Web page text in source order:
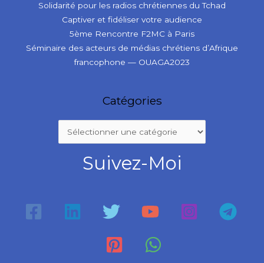
Solidarité pour les radios chrétiennes du Tchad
Captiver et fidéliser votre audience
5ème Rencontre F2MC à Paris
Séminaire des acteurs de médias chrétiens d’Afrique
francophone — OUAGA2023
Catégories
Suivez-Moi